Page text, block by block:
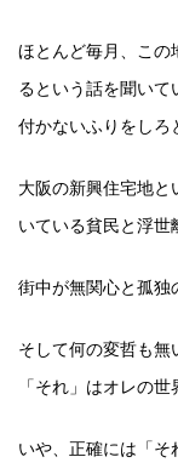
ほとんど毎月、この
るという話を聞い
付かないふりをしろ
大阪の新興住宅地
いている貧民と浮世
街中が無関心と孤独
そして何の変哲も無
「それ」はオレの世
いや、正確には「そ